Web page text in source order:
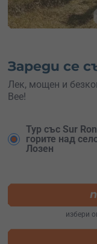
Зареди се
Лек, мощен и
Bee!
Тур със Sur
горите над
Лозен
избери